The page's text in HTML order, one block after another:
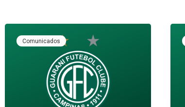
Comunicados